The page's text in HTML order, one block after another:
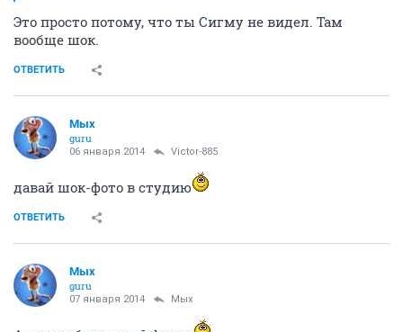
Это просто потому, что ты Сигму не видел. Там
вообще шок.
ОТВЕТИТЬ
Мых
guru
06 января 2014 Victor-885
давай шок-фото в студию
ОТВЕТИТЬ
Мых
guru
07 января 2014 Мых